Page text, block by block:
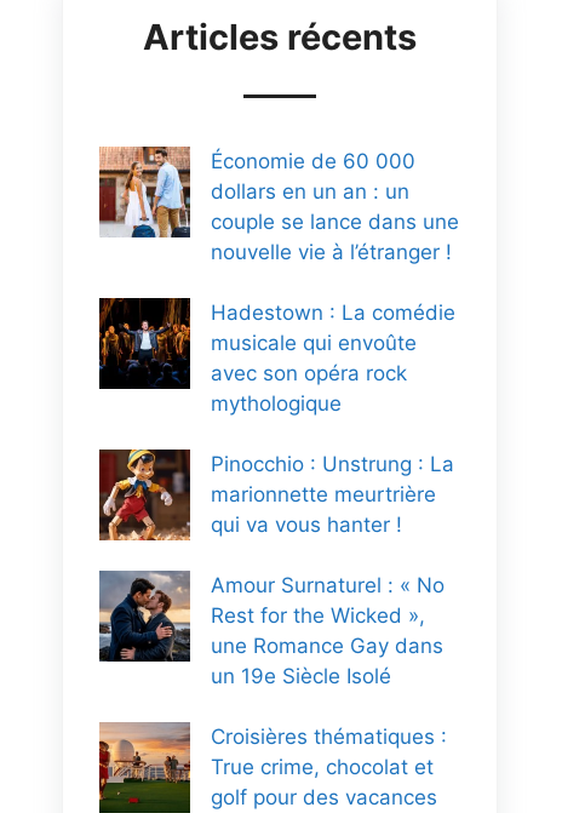
Articles récents
Économie de 60 000
dollars en un an : un
couple se lance dans une
nouvelle vie à l’étranger !
Hadestown : La comédie
musicale qui envoûte
avec son opéra rock
mythologique
Pinocchio : Unstrung : La
marionnette meurtrière
qui va vous hanter !
Amour Surnaturel : « No
Rest for the Wicked »,
une Romance Gay dans
un 19e Siècle Isolé
Croisières thématiques :
True crime, chocolat et
golf pour des vacances